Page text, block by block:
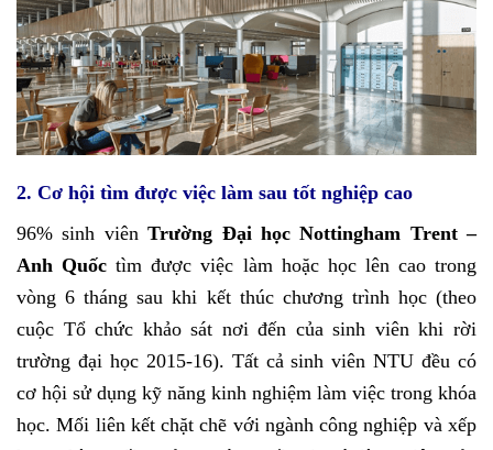
2. Cơ hội tìm được việc làm sau tốt nghiệp cao
96% sinh viênTrường Đại học Nottingham Trent –
Anh Quốc tìm được việc làm hoặc học lên cao trong
vòng 6 tháng sau khi kết thúc chương trình học (theo
cuộc Tổ chức khảo sát nơi đến của sinh viên khi rời
trường đại học 2015-16). Tất cả sinh viên NTU đều có
cơ hội sử dụng kỹ năng kinh nghiệm làm việc trong khóa
học. Mối liên kết chặt chẽ với ngành công nghiệp và xếp